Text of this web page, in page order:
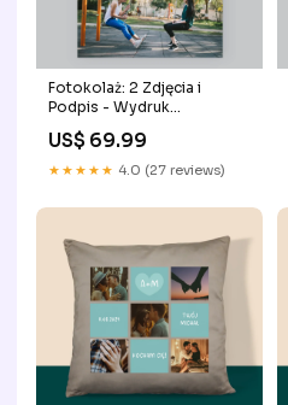
Fotokolaż: 2 Zdjęcia i
Podpis - Wydruk
Product:Produkt cyfrowy
US$ 69.99
★★★★★ 4.0 (27 reviews)